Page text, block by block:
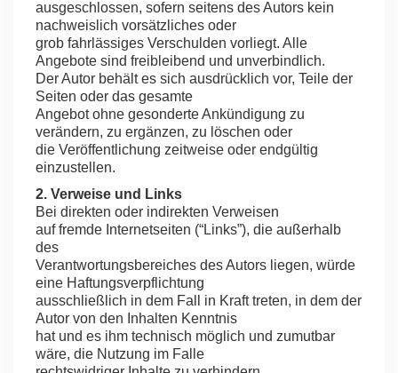
ausgeschlossen, sofern seitens des Autors kein
nachweislich vorsätzliches oder
grob fahrlässiges Verschulden vorliegt. Alle
Angebote sind freibleibend und unverbindlich.
Der Autor behält es sich ausdrücklich vor, Teile der
Seiten oder das gesamte
Angebot ohne gesonderte Ankündigung zu
verändern, zu ergänzen, zu löschen oder
die Veröffentlichung zeitweise oder endgültig
einzustellen.
2. Verweise und Links
Bei direkten oder indirekten Verweisen
auf fremde Internetseiten (“Links”), die außerhalb
des
Verantwortungsbereiches des Autors liegen, würde
eine Haftungsverpflichtung
ausschließlich in dem Fall in Kraft treten, in dem der
Autor von den Inhalten Kenntnis
hat und es ihm technisch möglich und zumutbar
wäre, die Nutzung im Falle